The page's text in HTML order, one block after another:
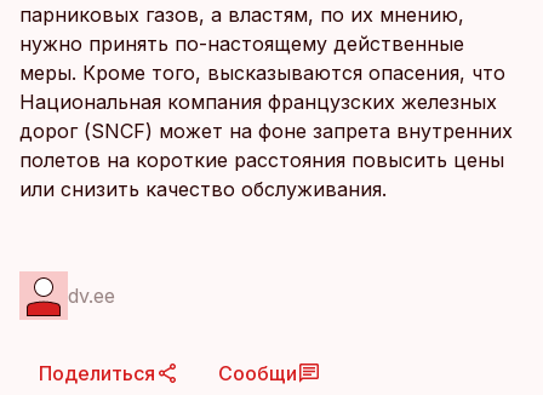
парниковых газов, а властям, по их мнению,
нужно принять по-настоящему действенные
меры. Кроме того, высказываются опасения, что
Национальная компания французских железных
дорог (SNCF) может на фоне запрета внутренних
полетов на короткие расстояния повысить цены
или снизить качество обслуживания.
dv.ee
Поделиться Сообщи